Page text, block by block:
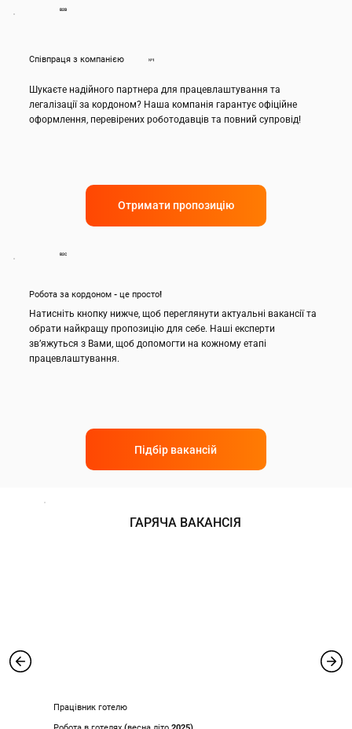
B2B
Співпраця з компанією №1
Шукаєте надійного партнера для працевлаштування та
легалізації за кордоном? Наша компанія гарантує офіційне
оформлення, перевірених роботодавців та повний супровід!
Отримати пропозицію
B2C
Робота за кордоном - це просто!
Натисніть кнопку нижче, щоб переглянути актуальні вакансії та
обрати найкращу пропозицію для себе. Наші експерти
зв’яжуться з Вами, щоб допомогти на кожному етапі
працевлаштування.
Підбір вакансій
ГАРЯЧА ВАКАНСІЯ
Працівник готелю